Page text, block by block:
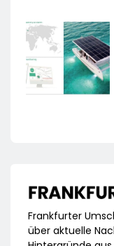
Frankfurter
über aktuelle